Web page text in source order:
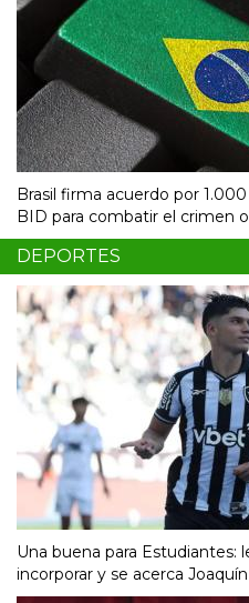
Brasil firma acuerdo por
BID para combatir el crimen
DEPORTES
Una buena para Estudiantes:
incorporar y se acerca